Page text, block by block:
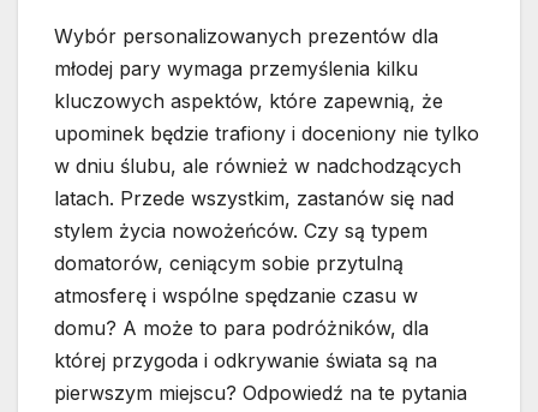
Wybór personalizowanych prezentów dla
młodej pary wymaga przemyślenia kilku
kluczowych aspektów, które zapewnią, że
upominek będzie trafiony i doceniony nie tylko
w dniu ślubu, ale również w nadchodzących
latach. Przede wszystkim, zastanów się nad
stylem życia nowożeńców. Czy są typem
domatorów, ceniącym sobie przytulną
atmosferę i wspólne spędzanie czasu w
domu? A może to para podróżników, dla
której przygoda i odkrywanie świata są na
pierwszym miejscu? Odpowiedź na te pytania